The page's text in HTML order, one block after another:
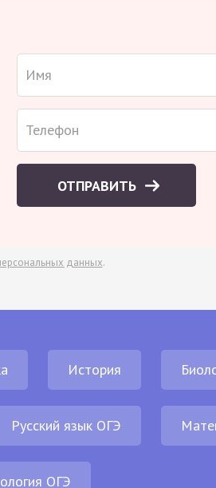
ОТПРАВИТЬ
данных.
История
Русский язык ОГЭ
ОГЭ